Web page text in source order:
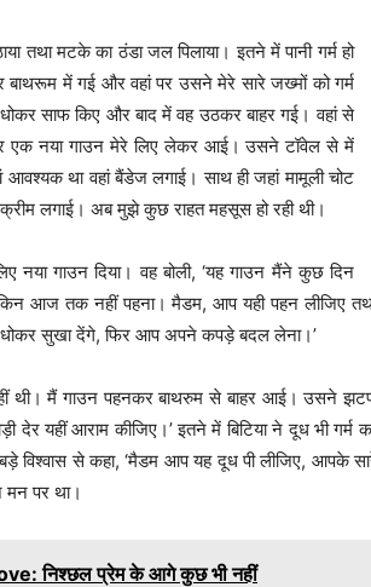
तथा मटके का ठंडा जल पिलाया। इतने में पानी गर्म हो
में गई और वहां पर उसने मेरे सारे जख्मों को गर्म
साफ किए और बाद में वह उठकर बाहर गई। वहां से
एक नया गाउन मेरे लिए लेकर आई। उसने टॉवेल से में
आवश्यक था वहां बैंडेज लगाई। साथ ही जहां मामूली चोट
क्रीम लगाई। अब मुझे कुछ राहत महसूस हो रही थी।
गाउन दिया। वह बोली, ‘यह गाउन मैंने कुछ दिन
आज तक नहीं पहना। मैडम, आप यही पहन लीजिए
धोकर सुखा देंगे, फिर आप अपने कपड़े बदल लेना।’
थी। मैं गाउन पहनकर बाथरुम से बाहर आई। उसने
देर यहीं आराम कीजिए।’ इतने में बिटिया ने दूध भी
विश्वास से कहा, ‘मैडम आप यह दूध पी लीजिए, आपके
मन पर था।
निश्छल प्रेम के आगे कुछ भी नहीं